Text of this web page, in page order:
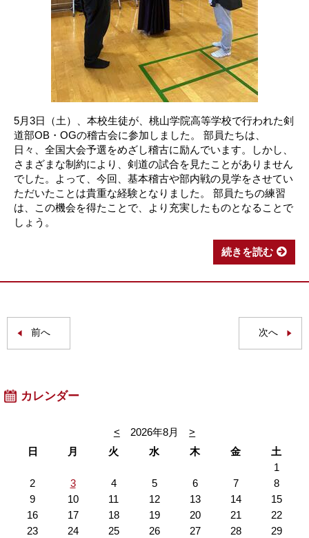
5月3日（土）、本校生徒が、桃山学院高等学校で行われた剣
道部OB・OGの稽古会に参加しました。 部員たちは、
日々、全国大会予選をめざし稽古に励んでいます。しかし、
さまざまな制約により、剣道の試合を見たことがありません
でした。よって、今回、基本稽古や部内戦の見学をさせてい
ただいたことは貴重な経験となりました。 部員たちの練習
は、この機会を得たことで、より充実したものとなることで
しょう。
続きを読む
前へ 次へ
カレンダー
< 2026年8月
>
日
月 火 水 木 金
土
1
2
3 4 5 6 7
8
9
10 11 12 13 14
15
16
17 18 19 20 21
22
23
24 25 26 27 28
29